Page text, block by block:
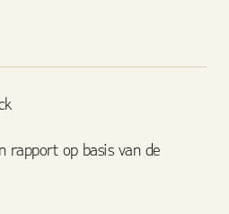
rapport op basis van de